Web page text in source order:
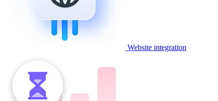
Website integration